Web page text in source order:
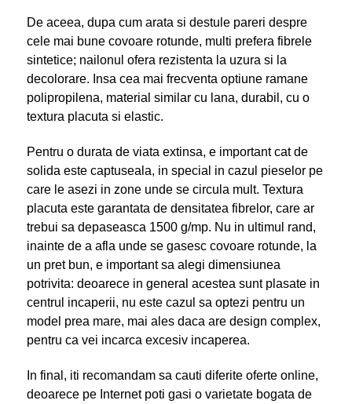
De aceea, dupa cum arata si destule pareri despre
cele mai bune covoare rotunde, multi prefera fibrele
sintetice; nailonul ofera rezistenta la uzura si la
decolorare. Insa cea mai frecventa optiune ramane
polipropilena, material similar cu lana, durabil, cu o
textura placuta si elastic.
Pentru o durata de viata extinsa, e important cat de
solida este captuseala, in special in cazul pieselor pe
care le asezi in zone unde se circula mult. Textura
placuta este garantata de densitatea fibrelor, care ar
trebui sa depaseasca 1500 g/mp. Nu in ultimul rand,
inainte de a afla unde se gasesc covoare rotunde, la
un pret bun, e important sa alegi dimensiunea
potrivita: deoarece in general acestea sunt plasate in
centrul incaperii, nu este cazul sa optezi pentru un
model prea mare, mai ales daca are design complex,
pentru ca vei incarca excesiv incaperea.
In final, iti recomandam sa cauti diferite oferte online,
deoarece pe Internet poti gasi o varietate bogata de